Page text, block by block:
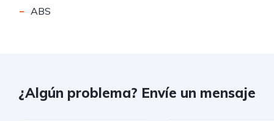
- ABS
¿Algún problema? Envíe un mensaje